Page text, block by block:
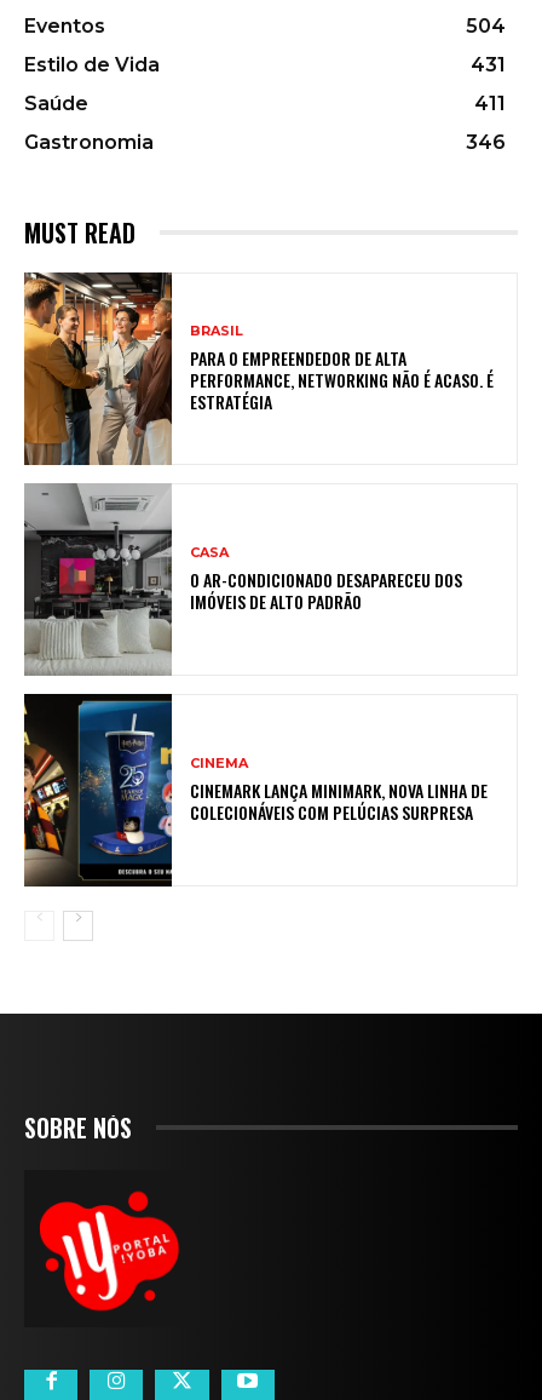
Eventos
504
Estilo de Vida
431
Saúde
411
Gastronomia
346
MUST READ
BRASIL
PARA O EMPREENDEDOR DE ALTA
PERFORMANCE, NETWORKING NÃO É ACASO. É
ESTRATÉGIA
CASA
O AR-CONDICIONADO DESAPARECEU DOS
IMÓVEIS DE ALTO PADRÃO
CINEMA
CINEMARK LANÇA MINIMARK, NOVA LINHA DE
COLECIONÁVEIS COM PELÚCIAS SURPRESA
SOBRE NÓS